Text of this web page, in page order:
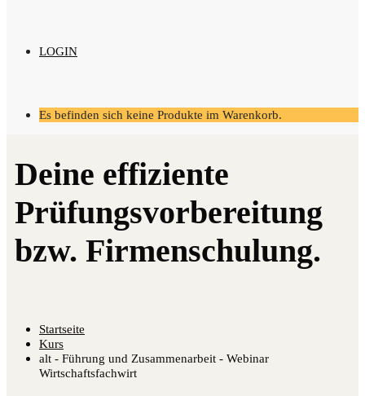
LOGIN
Es befinden sich keine Produkte im Warenkorb.
Startseite
Kurs
alt - Führung und Zusammenarbeit - Webinar
Wirtschaftsfachwirt